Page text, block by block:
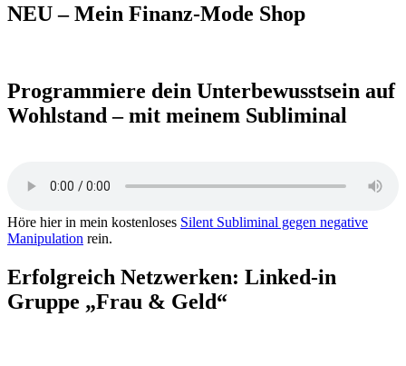
NEU – Mein Finanz-Mode Shop
Programmiere dein Unterbewusstsein auf
Wohlstand – mit meinem Subliminal
Höre hier in mein kostenloses Silent Subliminal gegen negative
Manipulation rein.
Erfolgreich Netzwerken: Linked-in
Gruppe „Frau & Geld“